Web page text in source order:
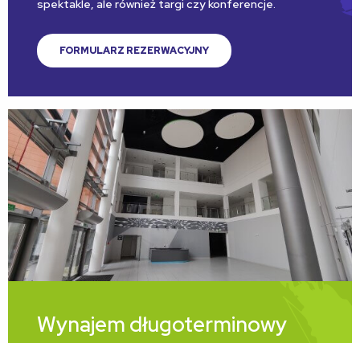
spektakle, ale również targi czy konferencje.
FORMULARZ REZERWACYJNY
Wynajem długoterminowy